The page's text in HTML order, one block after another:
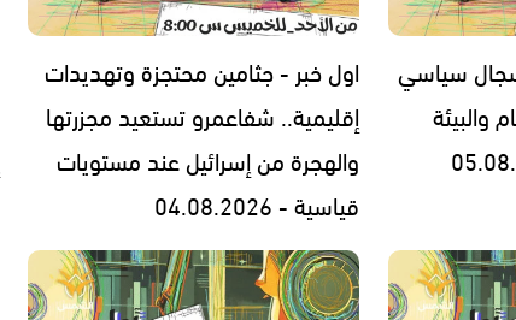
سجال سياسي
والبيئة
اول خبر - جثامين محتجزة وتهديدات
إقليمية.. شفاعمرو تستعيد مجزرتها
والهجرة من إسرائيل عند مستويات
قياسية - 04.08.2026